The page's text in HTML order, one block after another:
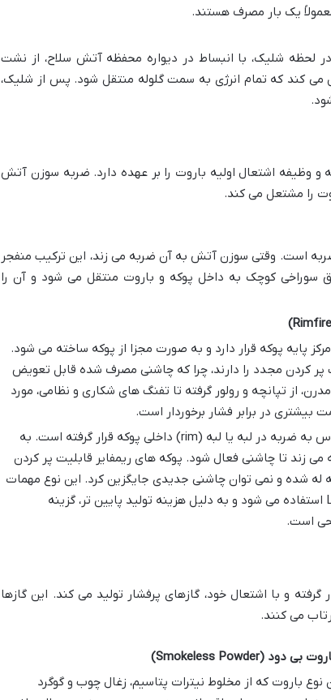
یک بار مصرف هستند.
لحظه شلیک، با انبساط در دیواره محفظه آتش سلاح، از نشت
می کند که تمام انرژی به سمت گلوله منتقل شود. پس از شلیک،
و وظیفه اشتعال اولیه باروت را بر عهده دارد. ضربه سوزن آتش
را مشتعل می کند.
است. وقتی سوزن آتش به آن ضربه می زند، این ترکیب منفجر
سوراخی کوچک به داخل پوکه و باروت منتقل می شود و آن را
پایه پوکه قرار دارد و به صورت مجزا از پوکه ساخته می شود.
پر کردن مجدد را دارند، چرا که چاشنی مصرف شده قابل تعویض
از تپانچه و رولور گرفته تا تفنگ های شکاری و نظامی، مورد
بیشتری در برابر فشار برخوردار است.
در این نوع، ترکیب حساس به ضربه در لبه یا لبه (rim) داخلی پوکه قرار گرفته است. به
زند تا چاشنی فعال شود. پوکه های ریمفایر قابلیت پر کردن
له شده و نمی توان چاشنی جدیدی جایگزین کرد. این نوع مهمات
معمولاً در کالیبرهای کوچک تر مانند .22 LR استفاده می شود و به دلیل هزینه تولید پایین تر، گزینه
است.
و با اشتعال خود، گازهای پرفشار تولید می کند. این گازها
می کنند.
نوع باروت که از مخلوط نیترات پتاسیم، زغال چوب و گوگرد